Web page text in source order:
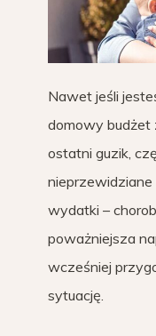
Nawet jeśli
domowy budżet
ostatni guzik,
wydatki –
poważniejsza
wcześniej
sytuację.